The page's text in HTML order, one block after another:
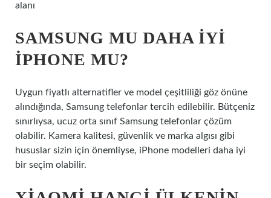
alanı
SAMSUNG MU DAHA IYI
IPHONE MU?
Uygun fiyatlı alternatifler ve model çeşitliliği göz önüne
alındığında, Samsung telefonlar tercih edilebilir. Bütçeniz
sınırlıysa, ucuz orta sınıf Samsung telefonlar çözüm
olabilir. Kamera kalitesi, güvenlik ve marka algısı gibi
hususlar sizin için önemliyse, iPhone modelleri daha iyi
bir seçim olabilir.